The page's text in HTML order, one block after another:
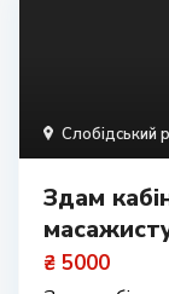
Слобідський
Здам
₴ 5000